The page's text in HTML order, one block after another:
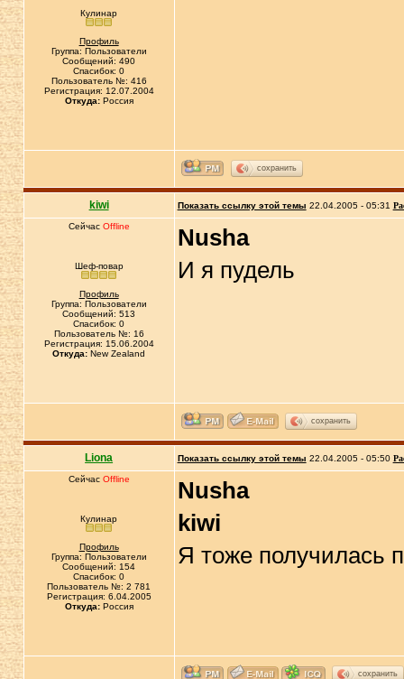
Кулинар
Профиль
Группа: Пользователи
Сообщений: 490
Спасибок: 0
Пользователь №: 416
Регистрация: 12.07.2004
Откуда:Россия
сохранить
kiwi Показать ссылку этой темы 22.04.2005 - 05:31
Сейчас Offline
Шеф-повар
Профиль
Группа: Пользователи
Сообщений: 513
Спасибок: 0
Пользователь №: 16
Регистрация: 15.06.2004
Откуда: New Zealand
Nusha
И я пудель
сохранить
Liona Показать ссылку этой темы 22.04.2005 - 05:50
Сейчас Offline
Кулинар
Профиль
Группа: Пользователи
Сообщений: 154
Спасибок: 0
Пользователь №: 2 781
Регистрация: 6.04.2005
Откуда:Россия
Nusha
kiwi
Я тоже получилась
сохранить